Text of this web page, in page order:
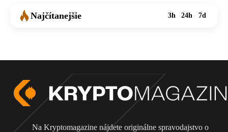
Najčítanejšie 3h 24h 7d
Na Kryptomagazine nájdete originálne spravodajstvo o